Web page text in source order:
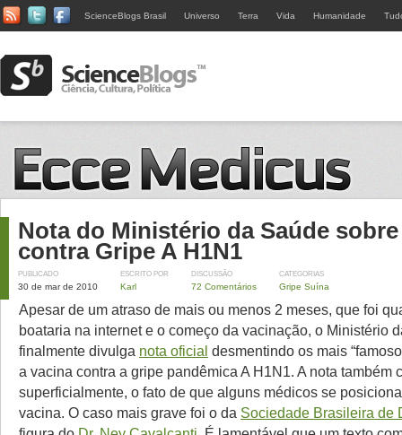
ScienceBlogs Brasil Universo Terra Vida Humanidade
Nota do Ministério da Saúde sobre
contra Gripe A H1N1
PUBLICADO
30 de mar de 2010
ESCRITO POR
Karl
DISCUSSÃO
72 Comentários
CATEGORIAS
Gripe Suína
Apesar de um atraso de mais ou menos 2 meses, que foi
boataria na internet e o começo da vacinação, o Ministério
finalmente divulga nota oficial desmentindo os mais
a vacina contra a gripe pandêmica A H1N1. A nota também
superficialmente, o fato de que alguns médicos se
vacina. O caso mais grave foi o da Sociedade Brasileira de